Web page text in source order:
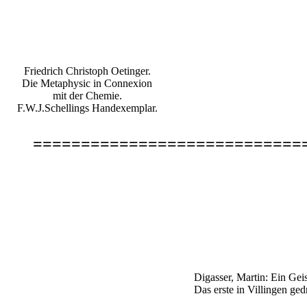
Friedrich Christoph Oetinger.
Die Metaphysic in Connexion
mit der Chemie.
F.W.J.Schellings Handexemplar.
Digasser, Martin: Ein
Das erste in Villingen